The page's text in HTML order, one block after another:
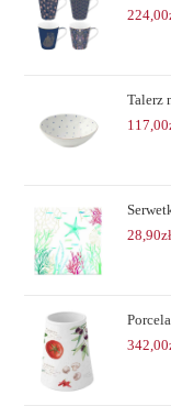
224,00
Talerz
117,00
28,90zł
342,00